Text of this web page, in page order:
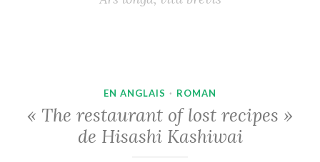
EN ANGLAIS · ROMAN
« The restaurant of lost recipes »
de Hisashi Kashiwai